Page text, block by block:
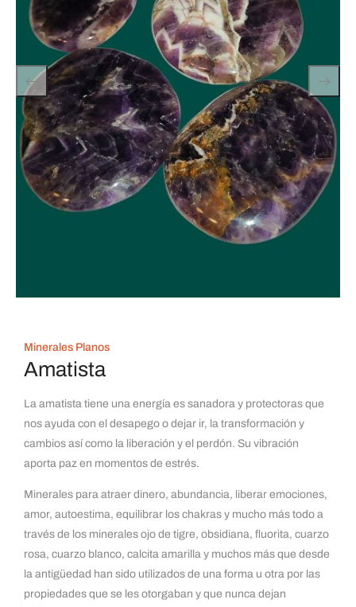
Minerales Planos
Amatista
La amatista tiene una energía es sanadora y protectoras que
nos ayuda con el desapego o dejar ir, la transformación y
cambios así como la liberación y el perdón. Su vibración
aporta paz en momentos de estrés.
Minerales para atraer dinero, abundancia, liberar emociones,
amor, autoestima, equilibrar los chakras y mucho más todo a
través de los minerales ojo de tigre, obsidiana, fluorita, cuarzo
rosa, cuarzo blanco, calcita amarilla y muchos más que desde
la antigüedad han sido utilizados de una forma u otra por las
propiedades que se les otorgaban y que nunca dejan